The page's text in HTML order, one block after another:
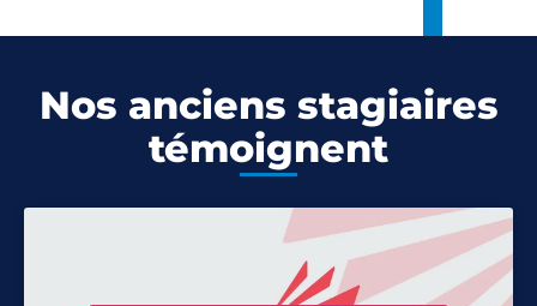
Nos anciens stagiaires
témoignent